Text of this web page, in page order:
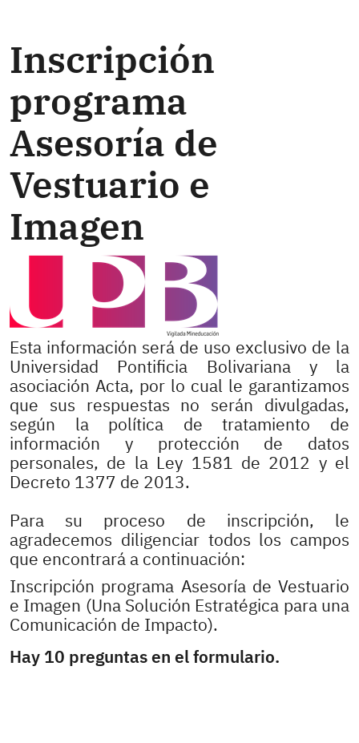
Inscripción
programa
Asesoría de
Vestuario e
Imagen
Esta información será de uso exclusivo de la
Universidad Pontificia Bolivariana y la
asociación Acta, por lo cual le garantizamos
que sus respuestas no serán divulgadas,
según la política de tratamiento de
información y protección de datos
personales, de la Ley 1581 de 2012 y el
Decreto 1377 de 2013.
Para su proceso de inscripción, le
agradecemos diligenciar todos los campos
que encontrará a continuación:
Inscripción programa Asesoría de Vestuario
e Imagen (Una Solución Estratégica para una
Comunicación de Impacto).
Hay 10 preguntas en el formulario.